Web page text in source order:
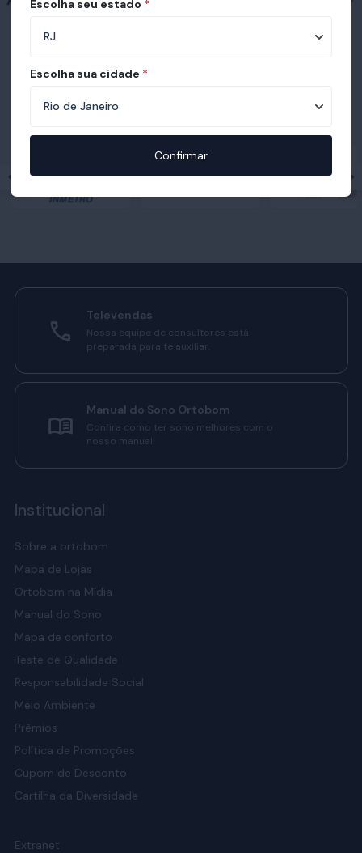
Prêmios e certificações recebidas pelo
Televendas
Nossa equipe de consultores está
preparada para te auxiliar.
Manual do Sono Ortobom
Confira como ter sono melhores com o
nosso manual.
Institucional
Sobre a ortobom
Mapa de Lojas
Ortobom na Mídia
Manual do Sono
Mapa de conforto
Teste de Qualidade
Responsabilidade Social
Meio Ambiente
Prêmios
Política de Promoções
Cupom de Desconto
Cartilha da Diversidade
Extranet
Escolha seu estado *
Escolha sua cidade *
Confirmar